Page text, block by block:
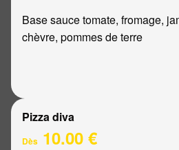
Base sauce tomate, fromage,
chèvre, pommes de terre
Pizza diva
Dès 10.00 €